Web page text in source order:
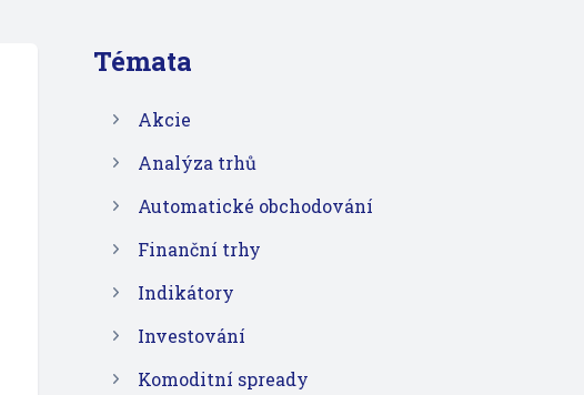
Témata
Akcie
Analýza trhů
Automatické obchodování
Finanční trhy
Indikátory
Investování
Komoditní spready